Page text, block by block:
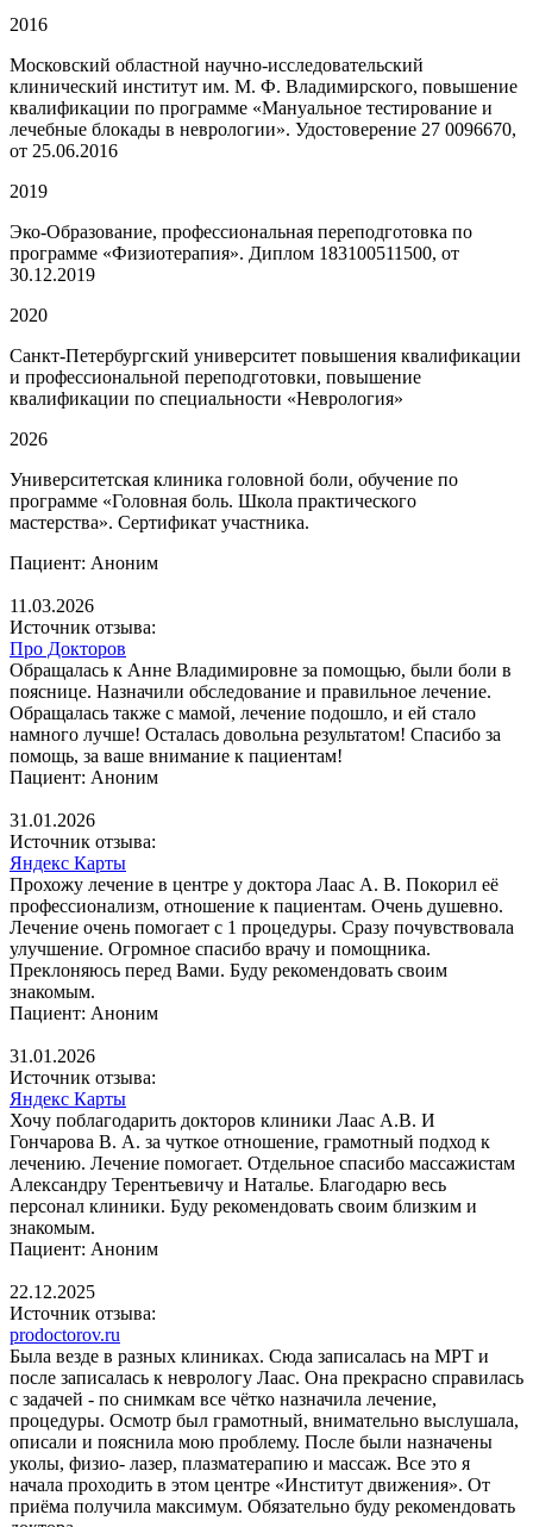
2016
Московский областной научно-исследовательский
клинический институт им. М. Ф. Владимирского, повышение
квалификации по программе «Мануальное тестирование и
лечебные блокады в неврологии». Удостоверение 27 0096670,
от 25.06.2016
2019
Эко-Образование, профессиональная переподготовка по
программе «Физиотерапия». Диплом 183100511500, от
30.12.2019
2020
Санкт-Петербургский университет повышения квалификации
и профессиональной переподготовки, повышение
квалификации по специальности «Неврология»
2026
Университетская клиника головной боли, обучение по
программе «Головная боль. Школа практического
мастерства». Сертификат участника.
Пациент: Аноним
11.03.2026
Источник отзыва:
Про Докторов
Обращалась к Анне Владимировне за помощью, были боли в
пояснице. Назначили обследование и правильное лечение.
Обращалась также с мамой, лечение подошло, и ей стало
намного лучше! Осталась довольна результатом! Спасибо за
помощь, за ваше внимание к пациентам!
Пациент: Аноним
31.01.2026
Источник отзыва:
Яндекс Карты
Прохожу лечение в центре у доктора Лаас А. В. Покорил её
профессионализм, отношение к пациентам. Очень душевно.
Лечение очень помогает с 1 процедуры. Сразу почувствовала
улучшение. Огромное спасибо врачу и помощника.
Преклоняюсь перед Вами. Буду рекомендовать своим
знакомым.
Пациент: Аноним
31.01.2026
Источник отзыва:
Яндекс Карты
Хочу поблагодарить докторов клиники Лаас А.В. И
Гончарова В. А. за чуткое отношение, грамотный подход к
лечению. Лечение помогает. Отдельное спасибо массажистам
Александру Терентьевичу и Наталье. Благодарю весь
персонал клиники. Буду рекомендовать своим близким и
знакомым.
Пациент: Аноним
22.12.2025
Источник отзыва:
prodoctorov.ru
Была везде в разных клиниках. Сюда записалась на МРТ и
после записалась к неврологу Лаас. Она прекрасно справилась
с задачей - по снимкам все чётко назначила лечение,
процедуры. Осмотр был грамотный, внимательно выслушала,
описали и пояснила мою проблему. После были назначены
уколы, физио- лазер, плазматерапию и массаж. Все это я
начала проходить в этом центре «Институт движения». От
приёма получила максимум. Обязательно буду рекомендовать